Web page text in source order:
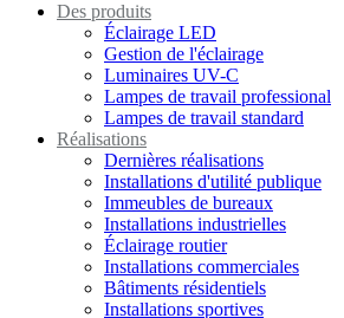
Des produits
Éclairage LED
Gestion de l'éclairage
Luminaires UV-C
Lampes de travail professional
Lampes de travail standard
Réalisations
Dernières réalisations
Installations d'utilité publique
Immeubles de bureaux
Installations industrielles
Éclairage routier
Installations commerciales
Bâtiments résidentiels
Installations sportives